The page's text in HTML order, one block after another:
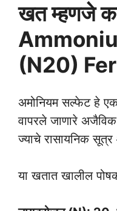
खत म्हणजे
(N20)
अमोनियम सल्फेट हे
वापरले जाणारे
ज्याचे रासायनिक
या खतात खालील